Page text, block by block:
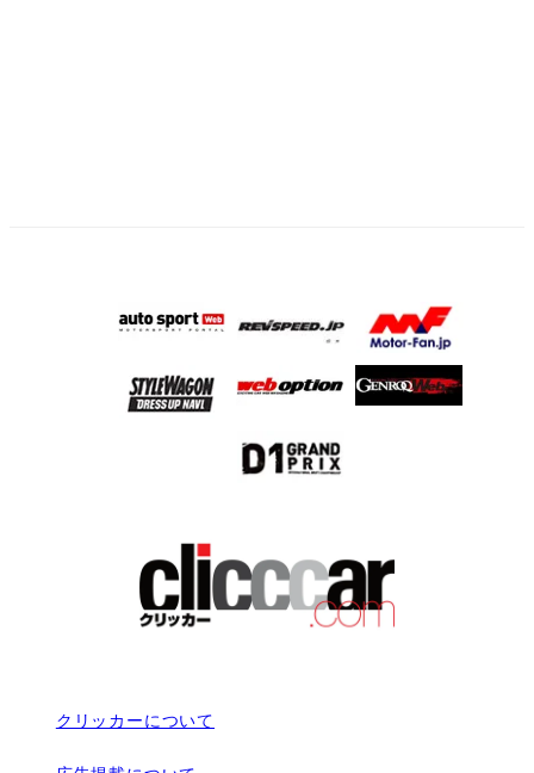
クリッカーについて